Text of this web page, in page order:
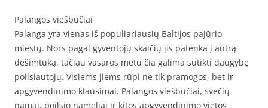
Palangos viešbučiai
Palanga yra vienas iš populiariausių Baltijos pajūrio
miestų. Nors pagal gyventojų skaičių jis patenka į antrą
dešimtuką, tačiau vasaros metu čia galima sutikti daugybę
poilsiautojų. Visiems jiems rūpi ne tik pramogos, bet ir
apgyvendinimo klausimai. Palangos viešbučiai, svečių
namai, poilsio nameliai ir kitos apgyvendinimo vietos